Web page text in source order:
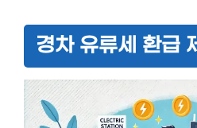
경차 유류세 환급